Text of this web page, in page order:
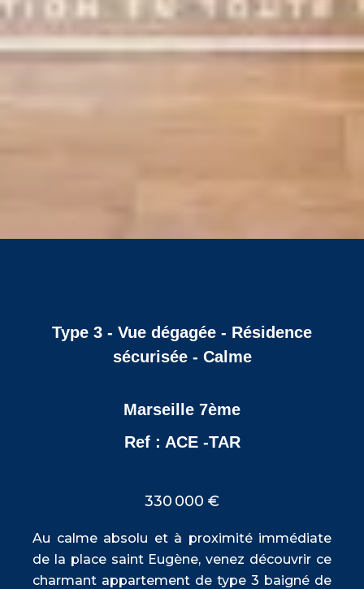
Type 3 - Vue dégagée - Résidence
sécurisée - Calme
Marseille 7ème
Ref : ACE -TAR
330 000 €
Au calme absolu et à proximité immédiate
de la place saint Eugène, venez découvrir ce
charmant appartement de type 3 baigné de